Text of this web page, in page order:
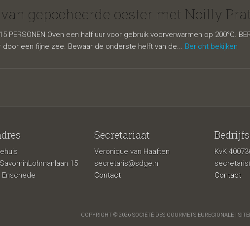
met
gepocheerde oester met Noilly
15 PERSONEN Oven een half uur voor gebruik voorverwarmen op
door een fijne zee. Bewaar de onderste helft van de... Bericht bekijken
15
Enschede
Secretariaat
Veronique van Haaften
secretaris@sdge.nl
Contact
KvK
Contact
COPYRIGHT © 2026 SOCIÉTÉ DES GOURMETS EUREGIONALE |